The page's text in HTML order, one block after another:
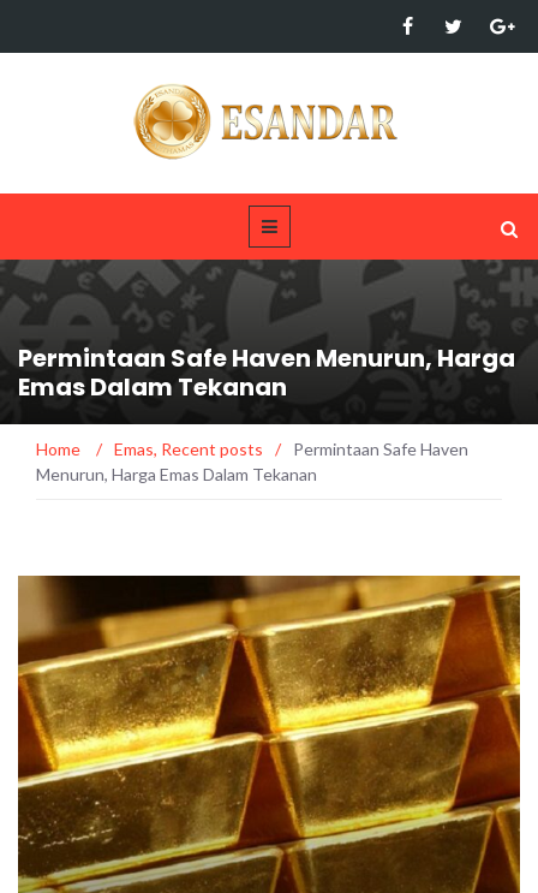
Permintaan Safe Haven Menurun, Harga
Emas Dalam Tekanan
Home / Emas, Recent posts /
Permintaan Safe Haven
Menurun, Harga Emas Dalam Tekanan